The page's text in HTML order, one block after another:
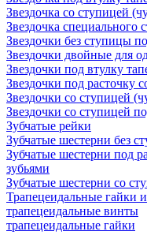
Звездочка со ступицей
Звездочка специального
Звездочки без ступицы
Звездочки двойные для
Звездочки под втулку
Звездочки под расточку
Звездочки со ступицей
Звездочки со ступицей
Зубчатые рейки
Зубчатые шестерни без
Зубчатые шестерни под
зубьями
Зубчатые шестерни со
Трапецеидальные гайки
трапецеидальные винты
трапецеидальные гайки